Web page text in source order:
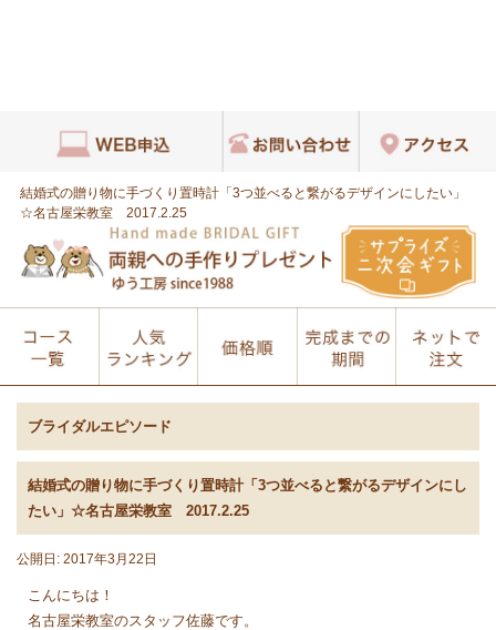
結婚式の贈り物に手づくり置時計「3つ並べると繋がるデザインにしたい」
☆名古屋栄教室 2017.2.25
ブライダルエピソード
結婚式の贈り物に手づくり置時計「3つ並べると繋がるデザインにし
たい」☆名古屋栄教室 2017.2.25
公開日: 2017年3月22日
こんにちは！
名古屋栄教室のスタッフ佐藤です。